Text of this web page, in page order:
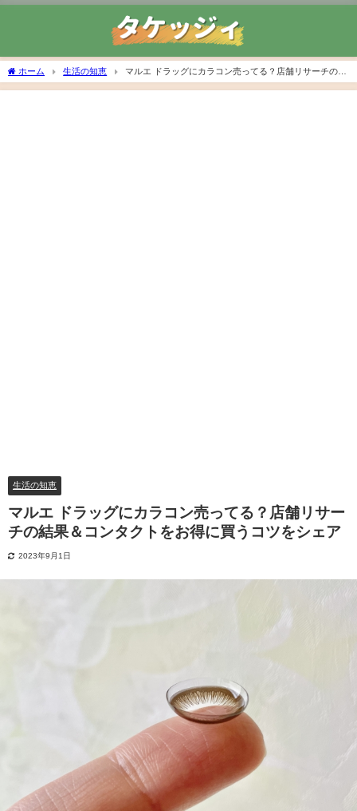
ホーム 生活の知恵
マルエ ドラッグにカラコン売ってる？店舗リサーチの結
果＆コンタクトをお得に買うコツをシェア
生活の知恵
マルエ ドラッグにカラコン売ってる？店舗リサー
チの結果＆コンタクトをお得に買うコツをシェア
2023年9月1日